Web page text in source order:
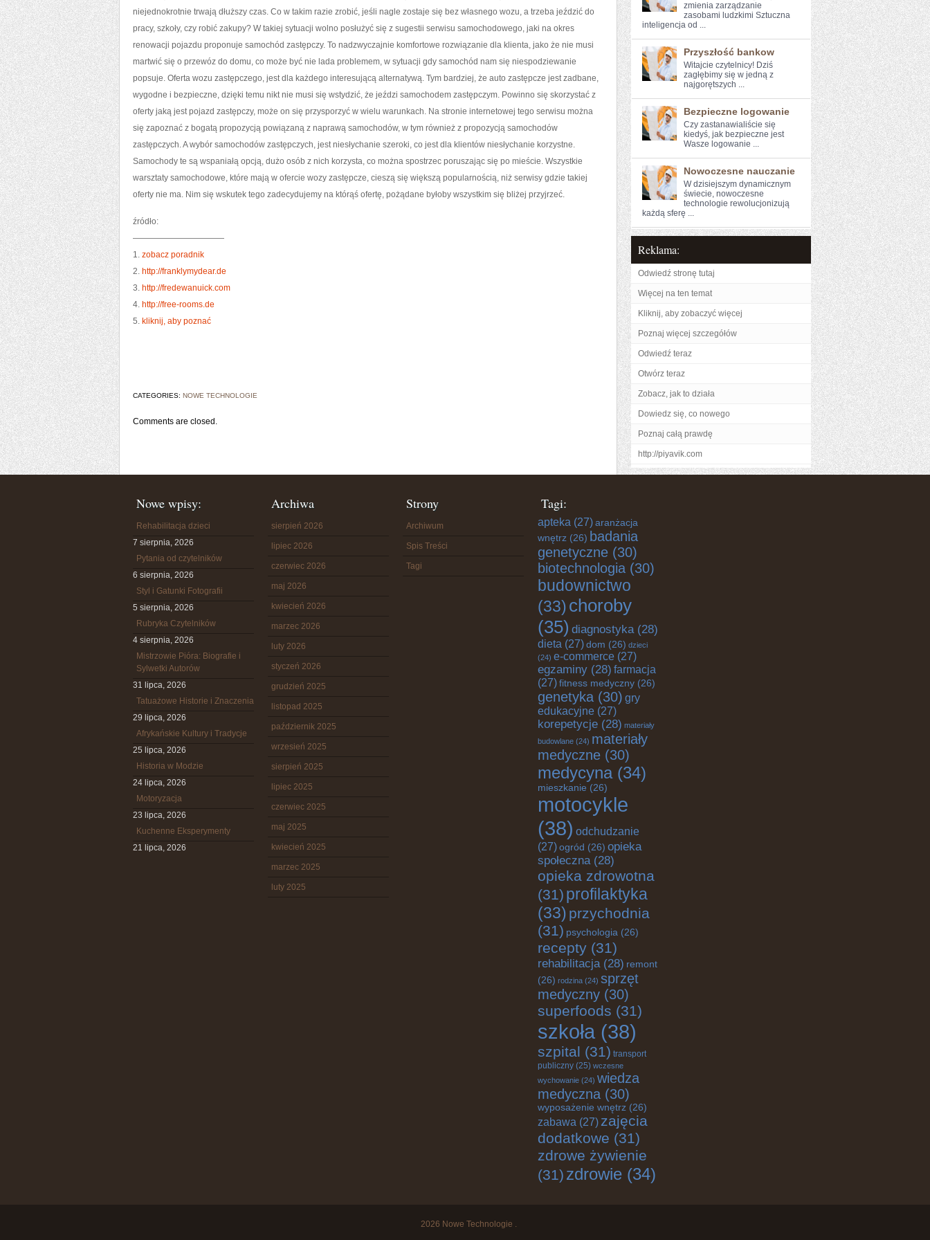
niejednokrotnie trwają dłuższy czas. Co w takim razie zrobić, jeśli nagle zostaje się bez własnego wozu, a trzeba jeździć do
pracy, szkoły, czy robić zakupy? W takiej sytuacji wolno posłużyć się z sugestii serwisu samochodowego, jaki na okres
renowacji pojazdu proponuje samochód zastępczy. To nadzwyczajnie komfortowe rozwiązanie dla klienta, jako że nie musi
martwić się o przewóz do domu, co może być nie lada problemem, w sytuacji gdy samochód nam się niespodziewanie
popsuje. Oferta wozu zastępczego, jest dla każdego interesującą alternatywą. Tym bardziej, że auto zastępcze jest zadbane,
wygodne i bezpieczne, dzięki temu nikt nie musi się wstydzić, że jeździ samochodem zastępczym. Powinno się skorzystać z
oferty jaką jest pojazd zastępczy, może on się przysporzyć w wielu warunkach. Na stronie internetowej tego serwisu można
się zapoznać z bogatą propozycją powiązaną z naprawą samochodów, w tym również z propozycją samochodów
zastępczych. A wybór samochodów zastępczych, jest niesłychanie szeroki, co jest dla klientów niesłychanie korzystne.
Samochody te są wspaniałą opcją, dużo osób z nich korzysta, co można spostrzec poruszając się po mieście. Wszystkie
warsztaty samochodowe, które mają w ofercie wozy zastępcze, cieszą się większą popularnością, niż serwisy gdzie takiej
oferty nie ma. Nim się wskutek tego zadecydujemy na którąś ofertę, pożądane byłoby wszystkim się bliżej przyjrzeć.
źródło:
———————————
1. zobacz poradnik
2. http://franklymydear.de
3. http://fredewanuick.com
4. http://free-rooms.de
5. kliknij, aby poznać
CATEGORIES: NOWE TECHNOLOGIE
Comments are closed.
zmienia zarządzanie
zasobami ludzkimi Sztuczna
inteligencja od ...
Przyszłość bankow
Witajcie czytelnicy! Dziś⁤
zagłębimy⁤ się ⁣w jedną z
najgorętszych ...
Bezpieczne logowanie
Czy zastanawialiście się​
kiedyś, jak bezpieczne jest
Wasze logowanie ...
Nowoczesne nauczanie
W ⁢dzisiejszym dynamicznym ​
świecie, nowoczesne
technologie rewolucjonizują
⁤każdą sferę ...
Reklama:
Odwiedź stronę tutaj
Więcej na ten temat
Kliknij, aby zobaczyć więcej
Poznaj więcej szczegółów
Odwiedź teraz
Otwórz teraz
Zobacz, jak to działa
Dowiedz się, co nowego
Poznaj całą prawdę
http://piyavik.com
Nowe wpisy:
Rehabilitacja dzieci
7 sierpnia, 2026
Pytania od czytelników
6 sierpnia, 2026
Styl i Gatunki Fotografii
5 sierpnia, 2026
Rubryka Czytelników
4 sierpnia, 2026
Mistrzowie Pióra: Biografie i
Sylwetki Autorów
31 lipca, 2026
Tatuażowe Historie i Znaczenia
29 lipca, 2026
Afrykańskie Kultury i Tradycje
25 lipca, 2026
Historia w Modzie
24 lipca, 2026
Motoryzacja
23 lipca, 2026
Kuchenne Eksperymenty
21 lipca, 2026
Archiwa
sierpień 2026
lipiec 2026
czerwiec 2026
maj 2026
kwiecień 2026
marzec 2026
luty 2026
styczeń 2026
grudzień 2025
listopad 2025
październik 2025
wrzesień 2025
sierpień 2025
lipiec 2025
czerwiec 2025
maj 2025
kwiecień 2025
marzec 2025
luty 2025
Strony
Archiwum
Spis Treści
Tagi
Tagi:
apteka (27) aranżacja
wnętrz (26) badania
genetyczne (30)
biotechnologia (30)
budownictwo
(33)choroby
(35) diagnostyka(28)
dieta (27) dom (26) dzieci
(24) e-commerce (27)
egzaminy (28) farmacja
(27) fitness medyczny (26)
genetyka (30) gry
edukacyjne (27)
korepetycje (28) materiały
budowlane (24) materiały
medyczne (30)
medycyna(34)
mieszkanie (26)
motocykle
(38) odchudzanie
(27) ogród (26) opieka
społeczna(28)
opieka zdrowotna
(31) profilaktyka
(33) przychodnia
(31) psychologia (26)
recepty (31)
rehabilitacja(28) remont
(26) rodzina (24) sprzęt
medyczny (30)
superfoods (31)
szkoła (38)
szpital (31) transport
publiczny (25) wczesne
wychowanie (24) wiedza
medyczna (30)
wyposażenie wnętrz (26)
zabawa (27)zajęcia
dodatkowe (31)
zdrowe żywienie
(31) zdrowie (34)
2026 Nowe Technologie .